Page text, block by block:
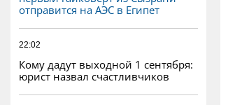
отправится на АЭС в Египет
22:02
Кому дадут выходной 1 сентября:
юрист назвал счастливчиков